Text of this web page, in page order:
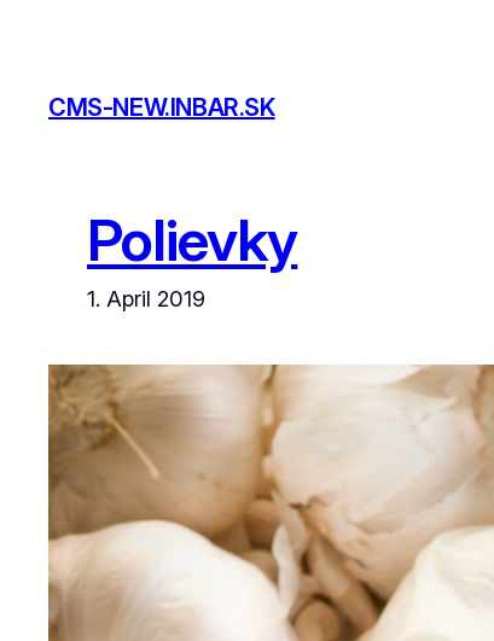
content
CMS-NEW.INBAR.SK
Polievky
1. April 2019